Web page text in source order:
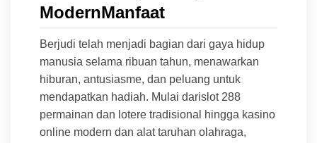
ModernManfaat
Berjudi telah menjadi bagian dari gaya hidup
manusia selama ribuan tahun, menawarkan
hiburan, antusiasme, dan peluang untuk
mendapatkan hadiah. Mulai darislot 288
permainan dan lotere tradisional hingga kasino
online modern dan alat taruhan olahraga,